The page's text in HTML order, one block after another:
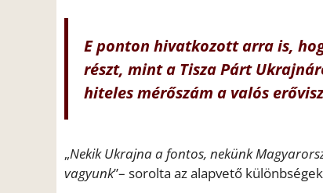
E ponton hivatkozott arra is,
részt, mint a Tisza Párt
hiteles mérőszám a valós
„Nekik Ukrajna a fontos, nekünk
vagyunk”– sorolta az alapvető